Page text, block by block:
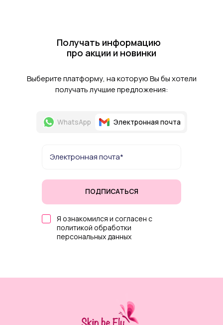
Получать информацию
про акции и новинки
Выберите платформу, на которую Вы бы хотели
получать лучшие предложения:
WhatsApp Электронная почта
ПОДПИСАТЬСЯ
Я ознакомился и согласен с
политикой обработки
персональных данных